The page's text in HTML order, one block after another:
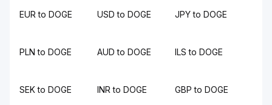
EUR to DOGE USD to DOGE JPY to DOGE
PLN to DOGE AUD to DOGE ILS to DOGE
SEK to DOGE INR to DOGE GBP to DOGE